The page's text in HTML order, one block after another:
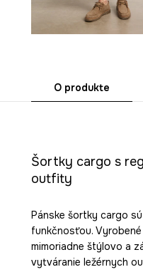
O produkte
Šortky cargo s
outfity
Pánske šortky cargo
funkčnosťou.
mimoriadne štýlovo a
vytváranie ležérnych